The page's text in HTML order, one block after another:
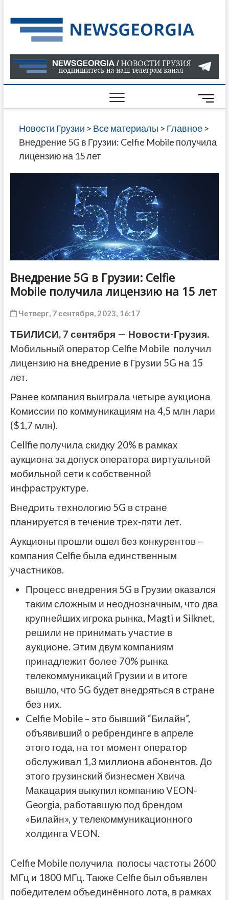
to
content
О
В
ГРУЗИИ
САЙТЕ
M
e
n
u
Новости Грузии > Все материалы > Главное>
Внедрение 5G в Грузии: Celfie Mobile получила
лицензию на 15 лет
Внедрение 5G в Грузии: Celfie
Mobile получила лицензию на 15 лет
Четверг, 7 сентября, 2023, 16:17
ТБИЛИСИ, 7 сентября — Новости-Грузия.
Мобильный оператор Celfie Mobile получил
лицензию на внедрение в Грузии 5G на 15
лет.
Ранее компания выиграла четыре аукциона
Комиссии по коммуникациям на 4,5 млн лари
($1,7 млн).
Cellfie получила скидку 20% в рамках
аукциона за допуск оператора виртуальной
мобильной сети к собственной
инфраструктуре.
Внедрить технологию 5G в стране
планируется в течение трех-пяти лет.
Аукционы прошли ошел без конкурентов –
компания Celfie была единственным
участников.
Процесс внедрения 5G в Грузии оказался
таким сложным и неоднозначным, что два
крупнейших игрока рынка, Magti и Silknet,
решили не принимать участие в
аукционе. Этим двум компаниям
принадлежит более 70% рынка
телекоммуникаций Грузии и в итоге
вышло, что 5G будет внедряться в стране
без них.
Celfie Mobile – это бывший “Билайн”,
объявивший о ребрендинге в апреле
этого года, на тот момент оператор
обслуживал 1,3 миллиона абонентов. До
этого грузинский бизнесмен Хвича
Макацария выкупил компанию VEON-
Georgia, работавшую под брендом
«Билайн», у телекоммуникационного
холдинга VEON.
Celfie Mobile получила полосы частоты 2600
МГц и 1800 МГц. Также Celfie был объявлен
победителем объединённого лота, в рамках